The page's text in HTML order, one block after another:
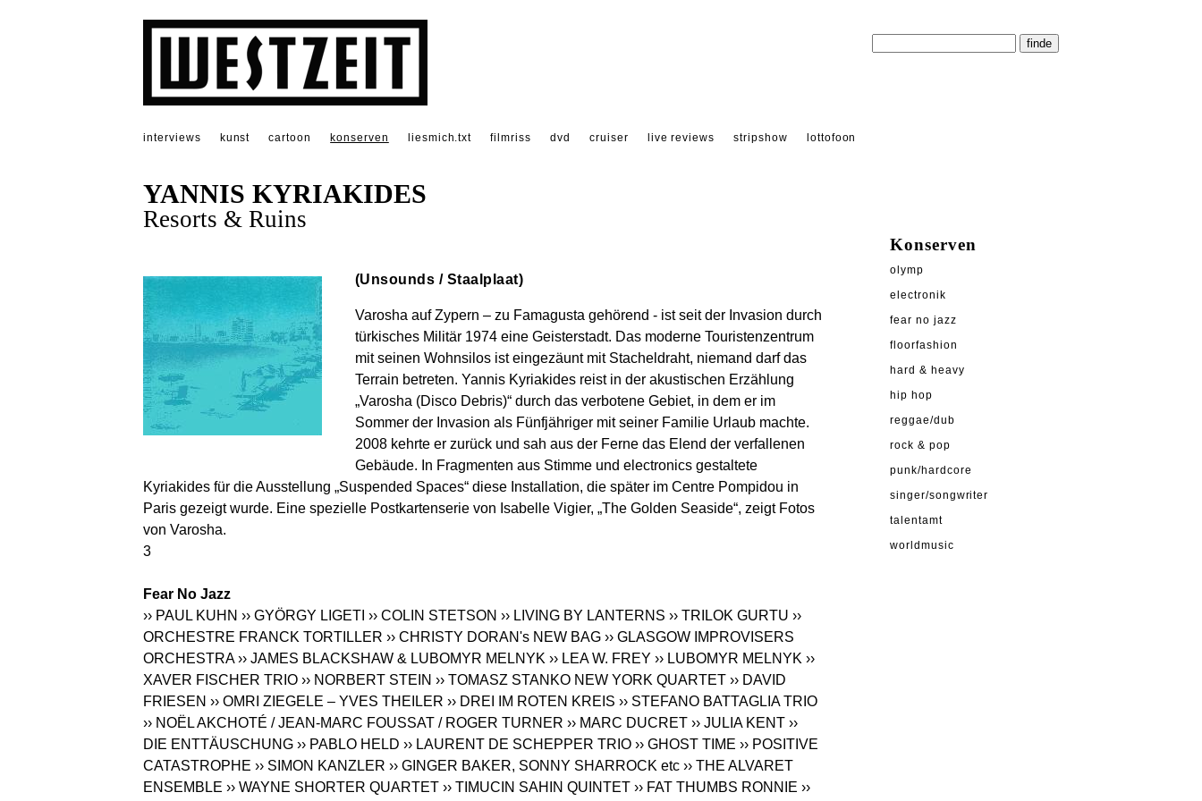
interviews kunst cartoon konserven liesmich.txt filmriss dvd cruiser live reviews stripshow lottofoon
YANNIS KYRIAKIDES
Resorts & Ruins
(Unsounds / Staalplaat)
Varosha auf Zypern – zu Famagusta gehörend - ist seit der Invasion durch
türkisches Militär 1974 eine Geisterstadt. Das moderne Touristenzentrum
mit seinen Wohnsilos ist eingezäunt mit Stacheldraht, niemand darf das
Terrain betreten. Yannis Kyriakides reist in der akustischen Erzählung
„Varosha (Disco Debris)“ durch das verbotene Gebiet, in dem er im
Sommer der Invasion als Fünfjähriger mit seiner Familie Urlaub machte.
2008 kehrte er zurück und sah aus der Ferne das Elend der verfallenen
Gebäude. In Fragmenten aus Stimme und electronics gestaltete
Kyriakides für die Ausstellung „Suspended Spaces“ diese Installation, die später im Centre Pompidou in
Paris gezeigt wurde. Eine spezielle Postkartenserie von Isabelle Vigier, „The Golden Seaside“, zeigt Fotos
von Varosha.
3
Fear No Jazz
›› PAUL KUHN ›› GYÖRGY LIGETI ›› COLIN STETSON ›› LIVING BY LANTERNS ›› TRILOK GURTU ››
ORCHESTRE FRANCK TORTILLER ›› CHRISTY DORAN's NEW BAG ›› GLASGOW IMPROVISERS
ORCHESTRA ›› JAMES BLACKSHAW & LUBOMYR MELNYK ›› LEA W. FREY ›› LUBOMYR MELNYK ››
XAVER FISCHER TRIO ›› NORBERT STEIN ›› TOMASZ STANKO NEW YORK QUARTET ›› DAVID
FRIESEN ›› OMRI ZIEGELE – YVES THEILER ›› DREI IM ROTEN KREIS ›› STEFANO BATTAGLIA TRIO
›› NOËL AKCHOTÉ / JEAN-MARC FOUSSAT / ROGER TURNER ›› MARC DUCRET ›› JULIA KENT ››
DIE ENTTÄUSCHUNG ›› PABLO HELD ›› LAURENT DE SCHEPPER TRIO ›› GHOST TIME ›› POSITIVE
CATASTROPHE ›› SIMON KANZLER ›› GINGER BAKER, SONNY SHARROCK etc ›› THE ALVARET
ENSEMBLE ›› WAYNE SHORTER QUARTET ›› TIMUCIN SAHIN QUINTET ›› FAT THUMBS RONNIE ››
Konserven
olymp
electronik
fear no jazz
floorfashion
hard & heavy
hip hop
reggae/dub
rock & pop
punk/hardcore
singer/songwriter
talentamt
worldmusic